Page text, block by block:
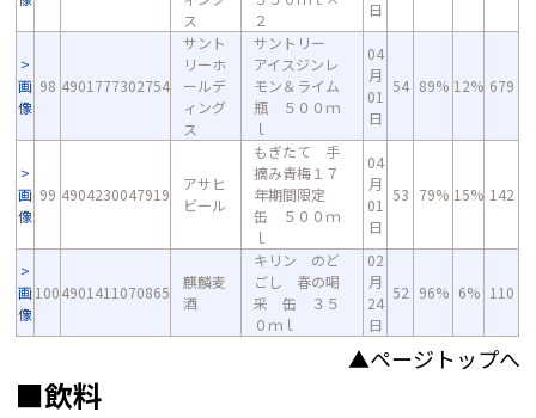
ス
２
日
画
像
98 4901777302754
サント
リーホ
ールデ
ィング
ス
サントリー
アイスジンレ
モン＆ライム
瓶 ５００ｍ
ｌ
04
月
01
日
54 89% 12% 679
画
像
99 4904230047919
アサヒ
ビール
もぎたて 手
摘み青梅１７
年期間限定
缶 ５００ｍ
ｌ
04
月
01
日
53 79% 15% 142
画
像
1004901411070865
麒麟麦
酒
キリン のど
ごし 春の喝
采 缶 ３５
０ｍｌ
02
月
24
日
52 96% 6% 110
▲ページトップへ
■飲料